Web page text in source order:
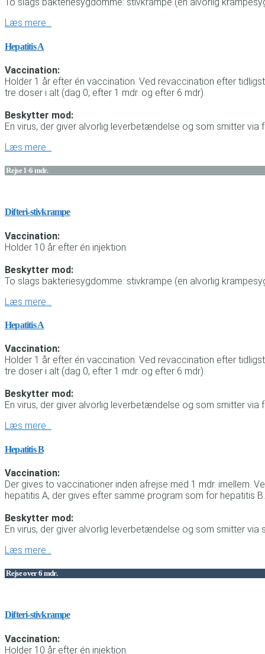
To slags bakteriesygdomme: stivkrampe (en alvorlig
Læs mere…
Hepatitis A
Vaccination:
Holder 1 år efter én vaccination. Ved revaccination efter
tre doser i alt (dag 0, efter 1 mdr. og efter 6 mdr).
Beskytter mod:
En virus, der giver alvorlig leverbetændelse og som smitter via
Læs mere…
Rejse 1-6 mdr.
Difteri-stivkrampe
Vaccination:
Holder 10 år efter én injektion.
Beskytter mod:
To slags bakteriesygdomme: stivkrampe (en alvorlig
Læs mere…
Hepatitis A
Vaccination:
Holder 1 år efter én vaccination. Ved revaccination efter
tre doser i alt (dag 0, efter 1 mdr. og efter 6 mdr).
Beskytter mod:
En virus, der giver alvorlig leverbetændelse og som smitter via
Læs mere…
Hepatitis B
Vaccination:
Der gives to vaccinationer inden afrejse med 1 mdr. imellem.
hepatitis A, der gives efter samme program som for hepatitis B.
Beskytter mod:
En virus, der giver alvorlig leverbetændelse og som smitter via
Læs mere…
Rejse over 6 mdr.
Difteri-stivkrampe
Vaccination:
Holder 10 år efter én injektion.